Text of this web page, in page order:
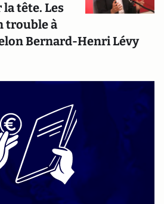
tête. Les
trouble à
Bernard-Henri Lévy